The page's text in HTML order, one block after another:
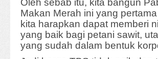
Oleh sebab itu, kita bangun
Makan Merah ini yang
kita harapkan dapat memberi
yang baik bagi petani sawit,
yang sudah dalam bentuk